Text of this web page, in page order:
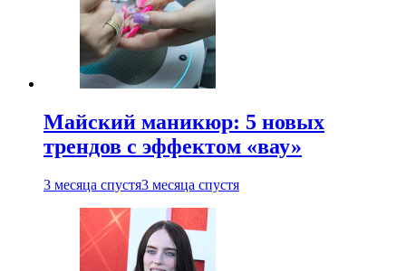
Майский маникюр: 5 новых
трендов с эффектом «вау»
3 месяца спустя3 месяца спустя